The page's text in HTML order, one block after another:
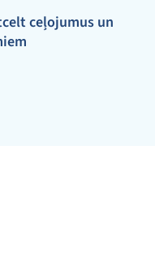
ceļojumus un